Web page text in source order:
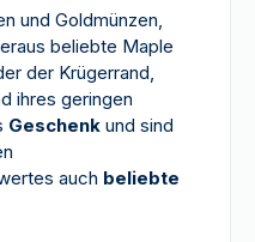
und Goldmünzen,
beliebte Maple
der Krügerrand,
ihres geringen
Geschenk und sind
auch beliebte